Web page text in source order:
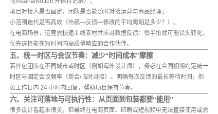
项目对接人是否固定，团队是否能随时对接运营与商品经理；
小范围迭代是否高效（出稿—反馈—修改的平均周期是多少？）。
在电商场景，运营需快速上线素材并应对数据反馈：慢半拍就可能错失转化。
优先选择能在短时间内高质量响应的合作伙伴。
五、统一时区与会议节奏：减少“时间成本”摩擦
若外包团队在不同城市或时区（例如海外设计师），务必在合同初期约定统一
时区与固定会议频率 （周会/临时对接）。明确每次反馈的最长等待时间，例
如工作日内 24 小时内回复，帮助项目保持节奏。
六、关注可落地与可执行性：从页面到包装都要“能用”
很多设计看起来很美，但最终在电商页面、印刷或短视频中无法直接使用或需